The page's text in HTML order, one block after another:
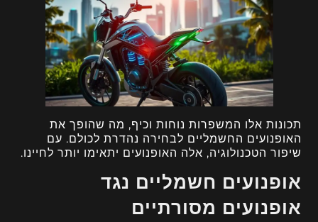
תכונות אלו המשפרות נוחות וכיף, מה שהופך את
האופנועים החשמליים לבחירה נהדרת לכולם. עם
שיפור הטכנולוגיה, אלה האופנועים יתאימו יותר לחיינו.
אופנועים חשמליים נגד
אופנועים מסורתיים